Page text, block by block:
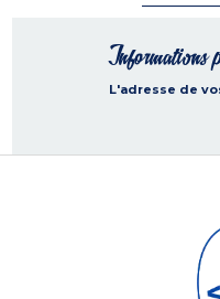
Informations
L'adresse de